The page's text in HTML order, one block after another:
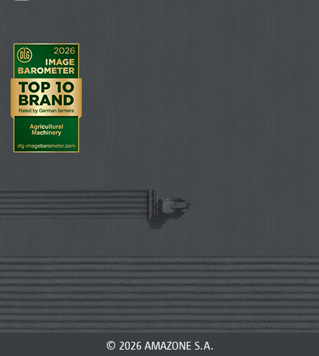
© 2026 AMAZONE S.A.